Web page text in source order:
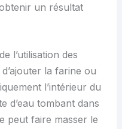
un résultat
l’utilisation des
la farine ou
l’intérieur du
d’eau tombant dans
peut faire masser le